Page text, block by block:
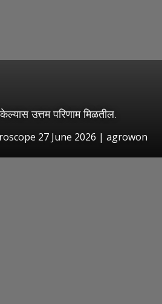
उत्तम परिणाम मिळतील.
27 June 2026 | agrowon